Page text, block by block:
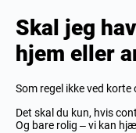
Skal jeg
hjem eller
Som regel ikke ved korte
Det skal du kun, hvis
Og bare rolig – vi kan